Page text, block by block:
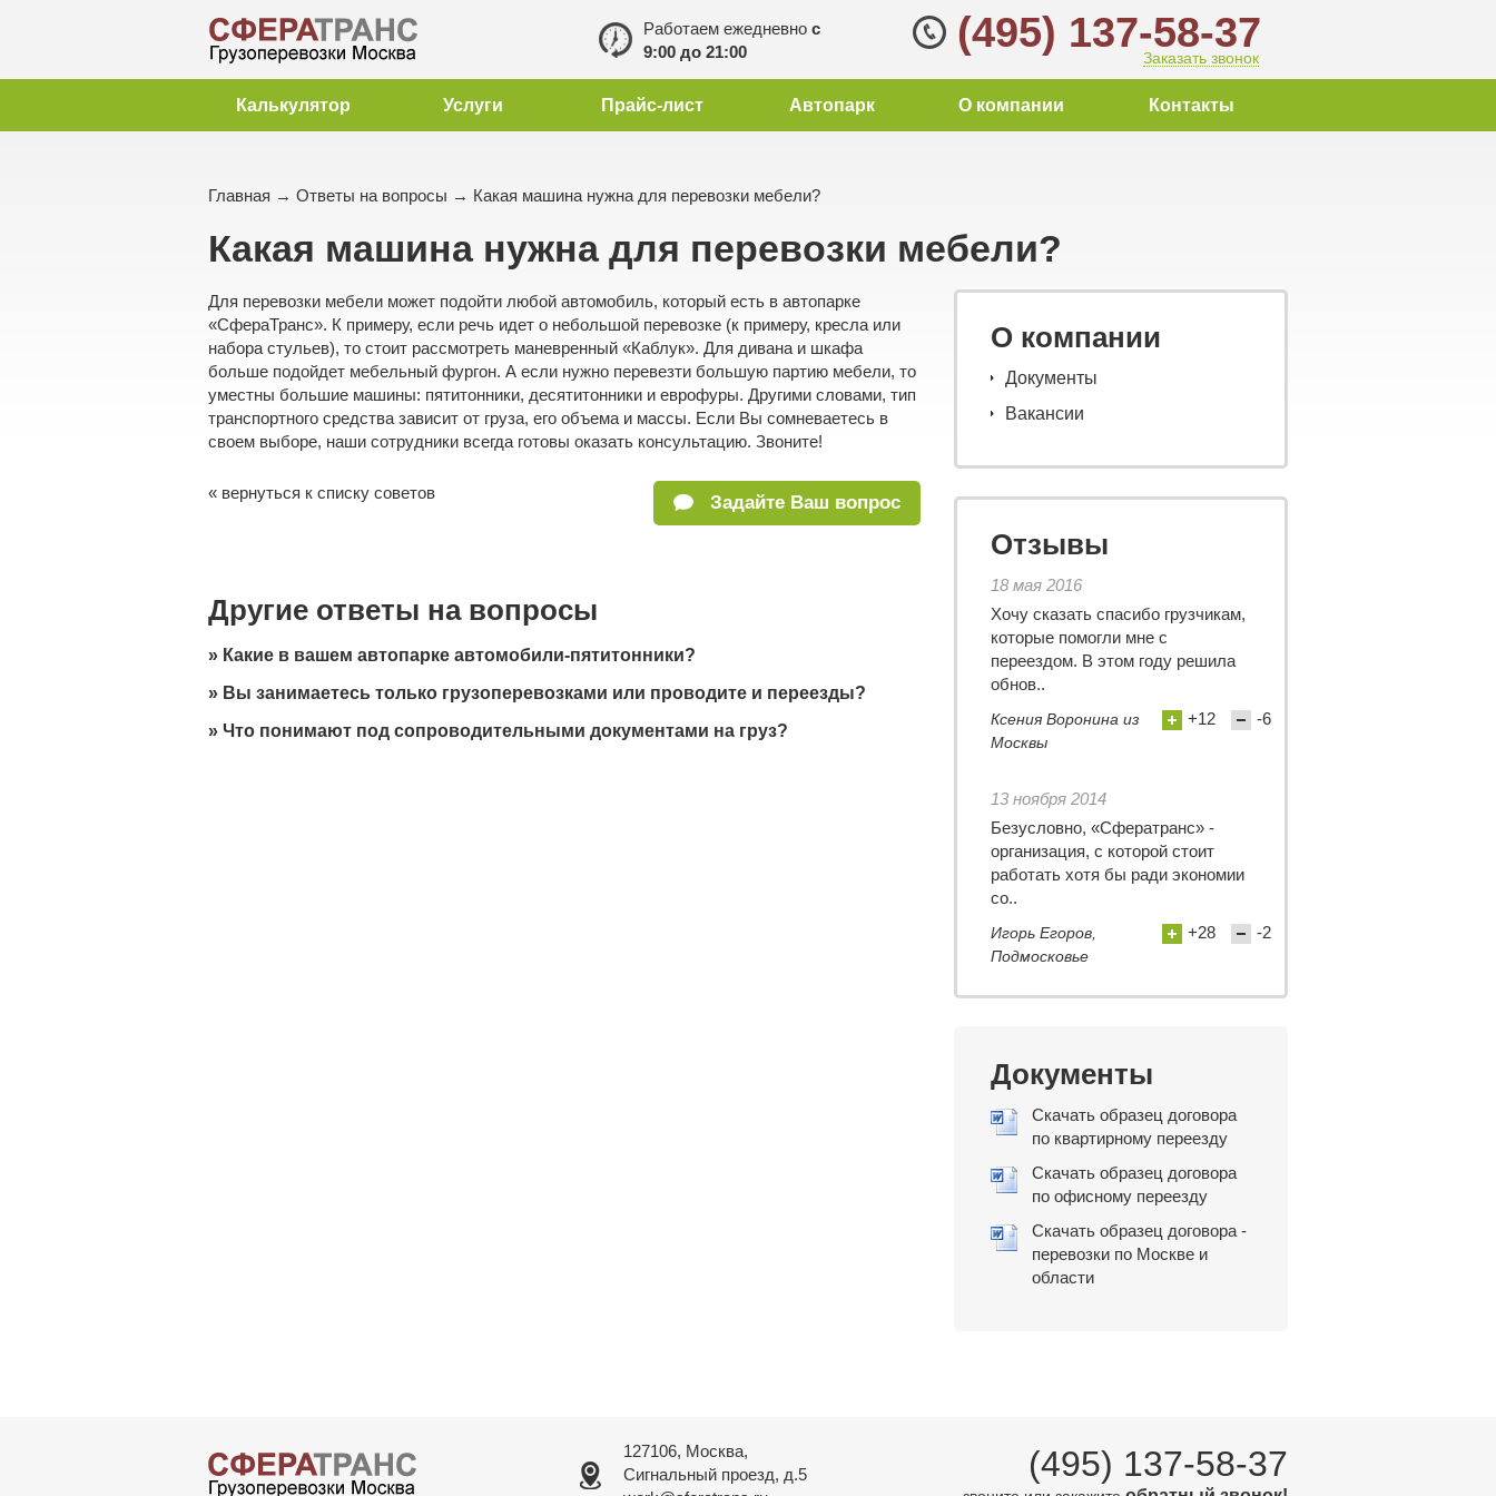
Калькулятор Услуги Прайс-лист Автопарк О компании Контакты
(495) 137-58-37
Заказать звонок
Работаем ежедневно с
9:00 до 21:00
Главная → Ответы на вопросы → Какая машина нужна для перевозки мебели?
Какая машина нужна для перевозки мебели?
Для перевозки мебели может подойти любой автомобиль, который есть в автопарке
«СфераТранс». К примеру, если речь идет о небольшой перевозке (к примеру, кресла или
набора стульев), то стоит рассмотреть маневренный «Каблук». Для дивана и шкафа
больше подойдет мебельный фургон. А если нужно перевезти большую партию мебели, то
уместны большие машины: пятитонники, десятитонники и еврофуры. Другими словами, тип
транспортного средства зависит от груза, его объема и массы. Если Вы сомневаетесь в
своем выборе, наши сотрудники всегда готовы оказать консультацию. Звоните!
« вернуться к списку советов Задайте Ваш вопрос
Другие ответы на вопросы
» Какие в вашем автопарке автомобили-пятитонники?
» Вы занимаетесь только грузоперевозками или проводите и переезды?
» Что понимают под сопроводительными документами на груз?
О компании
Документы
Вакансии
Отзывы
18 мая 2016
Хочу сказать спасибо грузчикам,
которые помогли мне с
переездом. В этом году решила
обнов..
Ксения Воронина из
Москвы
+12 -6
13 ноября 2014
Безусловно, «Сфератранс» -
организация, с которой стоит
работать хотя бы ради экономии
со..
Игорь Егоров,
Подмосковье
+28 -2
Документы
Скачать образец договора
по квартирному переезду
Скачать образец договора
по офисному переезду
Скачать образец договора -
перевозки по Москве и
области
127106, Москва,
Сигнальный проезд, д.5
(495) 137-58-37